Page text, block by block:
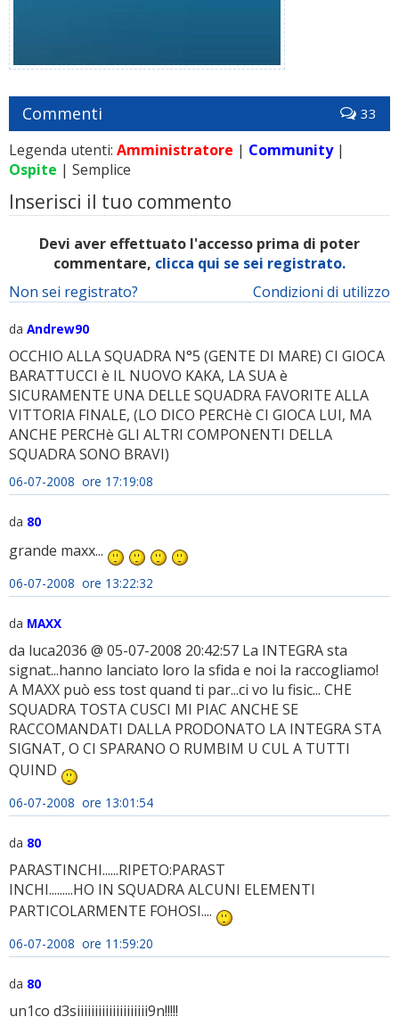
Commenti 33
Legenda utenti: Amministratore | Community|
Ospite | Semplice
Inserisci il tuo commento
Devi aver effettuato l'accesso prima di poter
commentare, clicca qui se sei registrato.
Condizioni di utilizzo
Non sei registrato?
da Andrew90
OCCHIO ALLA SQUADRA N°5 (GENTE DI MARE) CI GIOCA
BARATTUCCI è IL NUOVO KAKA, LA SUA è
SICURAMENTE UNA DELLE SQUADRA FAVORITE ALLA
VITTORIA FINALE, (LO DICO PERCHè CI GIOCA LUI, MA
ANCHE PERCHè GLI ALTRI COMPONENTI DELLA
SQUADRA SONO BRAVI)
06-07-2008 ore 17:19:08
da 80
grande maxx...
06-07-2008 ore 13:22:32
da MAXX
da luca2036 @ 05-07-2008 20:42:57 La INTEGRA sta
signat...hanno lanciato loro la sfida e noi la raccogliamo!
A MAXX può ess tost quand ti par...ci vo lu fisic... CHE
SQUADRA TOSTA CUSCI MI PIAC ANCHE SE
RACCOMANDATI DALLA PRODONATO LA INTEGRA STA
SIGNAT, O CI SPARANO O RUMBIM U CUL A TUTTI
QUIND
06-07-2008 ore 13:01:54
da 80
PARASTINCHI......RIPETO:PARAST
INCHI.........HO IN SQUADRA ALCUNI ELEMENTI
PARTICOLARMENTE FOHOSI....
06-07-2008 ore 11:59:20
da 80
un1co d3siiiiiiiiiiiiiiiiiiii9n!!!!!